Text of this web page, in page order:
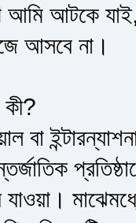
আমি আটকে
আসবে না।
কী?
বা
যাওয়া।